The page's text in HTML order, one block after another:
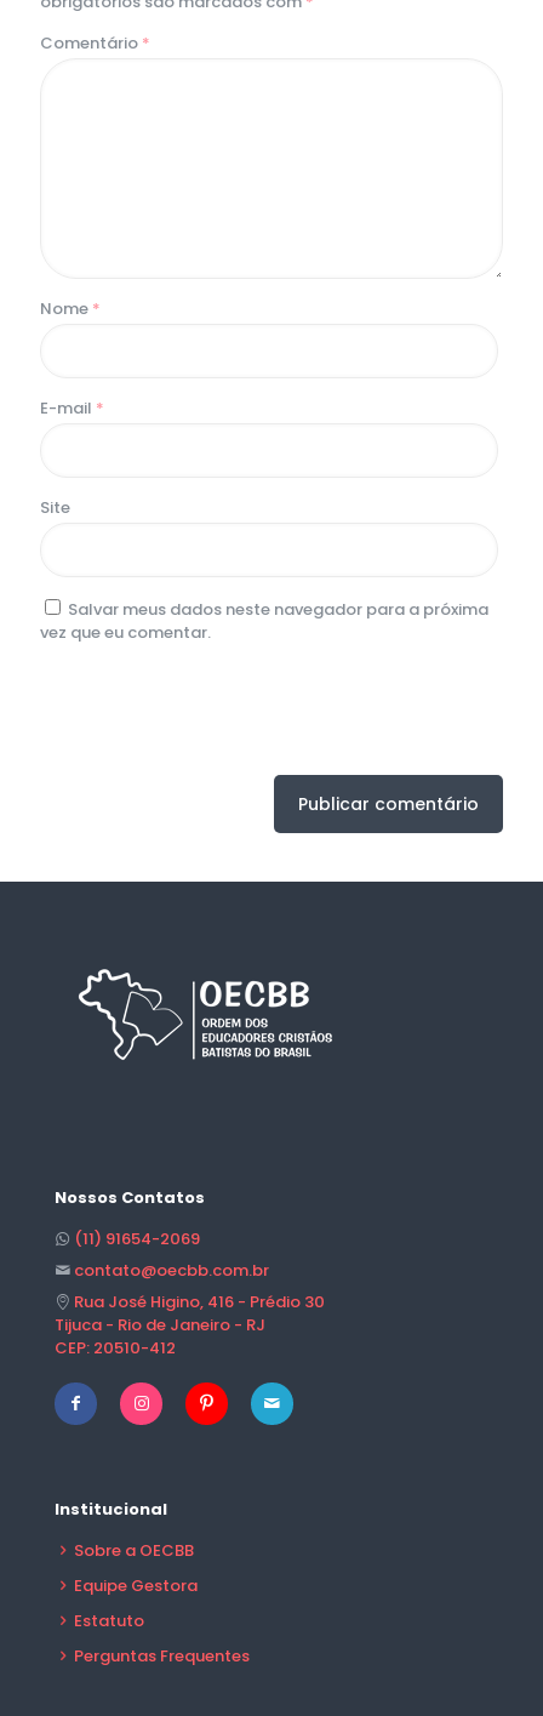
Comentário *
Nome *
E-mail *
Site
Salvar meus dados neste navegador para a próxima
vez que eu comentar.
Nossos Contatos
(11) 91654-2069
contato@oecbb.com.br
Rua José Higino, 416 - Prédio 30
Tijuca - Rio de Janeiro - RJ
CEP: 20510-412
Institucional
Sobre a OECBB
Equipe Gestora
Estatuto
Perguntas Frequentes